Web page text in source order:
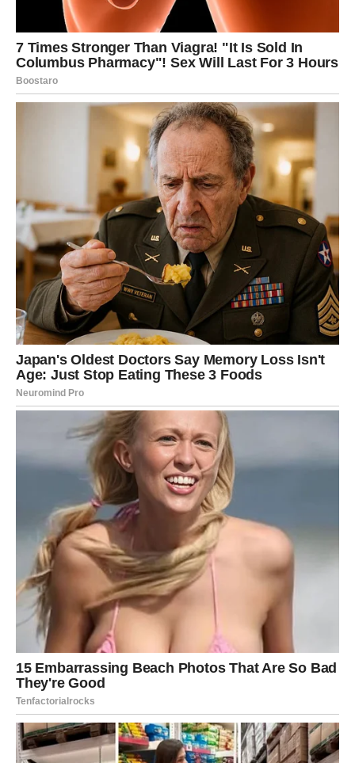
trenutke za Devicu. Iako je poznata po svojoj
racionalnosti, Devica ima veoma duboko i nežno srce.
Ona ne pokazuje emocije lako, ali kada nekoga pusti u
svoj život, spremna je da pruži mnogo pažnje i podrške.
Ako ste u vezi, naredni dani mogu doneti više
razumevanja između vas i partnera. Možda će doći do
razgovora koji razjašnjava neke nesporazume ili do
trenutaka u kojima ćete shvatiti koliko vam znači osoba
Za slobodne Device postoji mogućnost zanimljivog
susreta. To može biti osoba koja ulazi u vaš život mirno i
spontano, ali sa energijom koja vam uliva poverenje.
Devica ne traži dramatične priče – ona želi stabilnost i
iskrenost. Upravo zato bi ova sedmica mogla doneti
susret koji počinje kao prijateljski, ali ima potencijal da
preraste u nešto mnogo dublje.
POSAO I NAPREDAK
Na poslovnom planu nova sedmica može doneti priliku da
pokažete svoje sposobnosti. Devica je znak koji radi tiho,
ali veoma posvećeno. Ona ne traži pažnju, ali njen trud
retko ostaje neprimećen.
Moguće je da će se u narednim danima pojaviti situacija u
kojoj će neko primetiti koliko energije ulažete u posao. To
može biti pohvala, priznanje ili prilika da preuzmete veću
odgovornost.
Devica ima prirodni talenat za organizaciju i rešavanje
problema. Kada dobije priliku da pokaže te sposobnosti,
može postići izuzetne rezultate.
NOVI PLANOVI I ODLUKE